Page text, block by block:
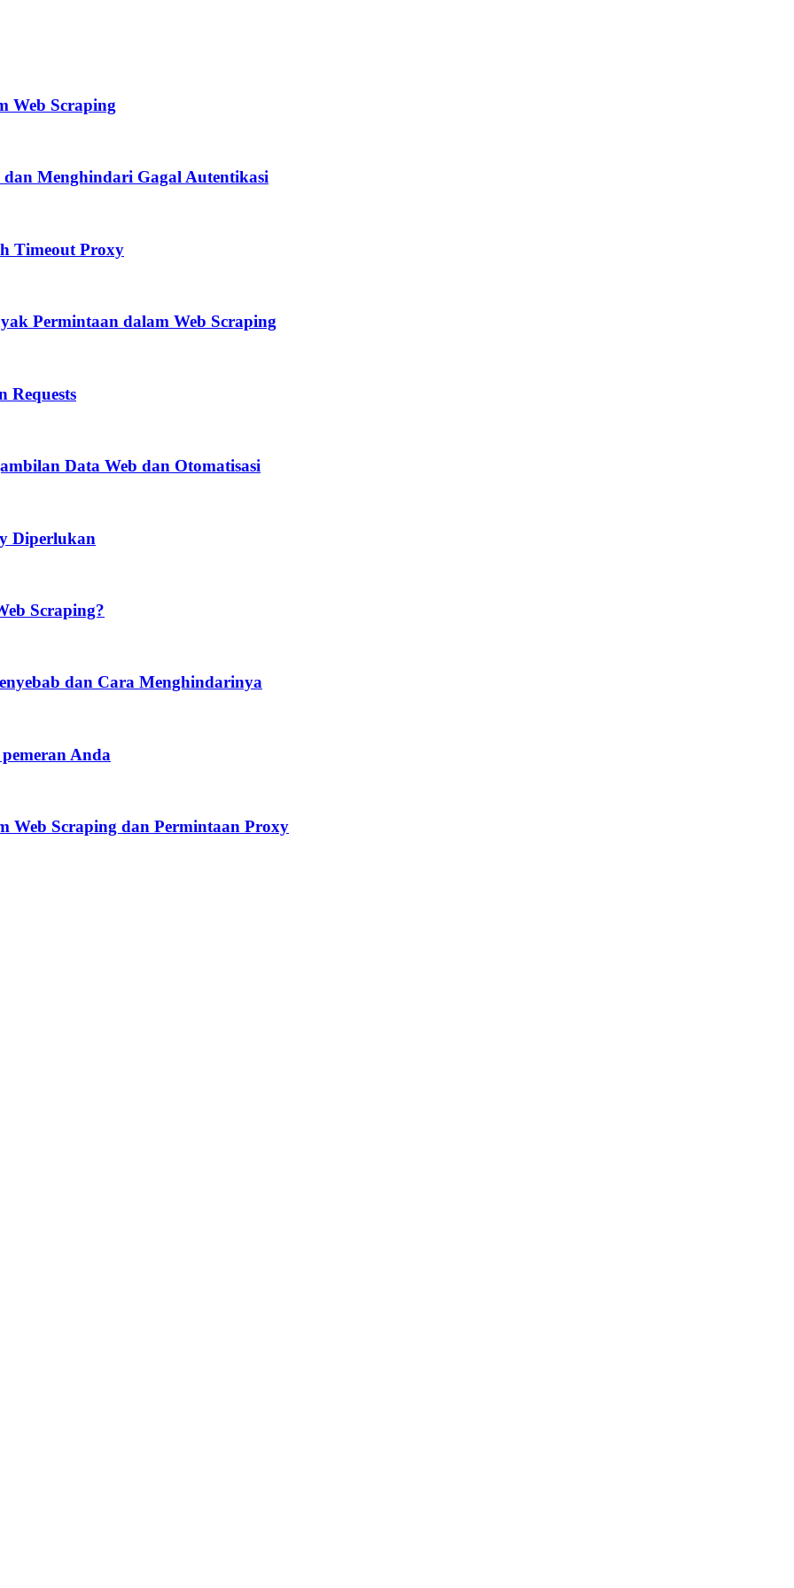
Web Scraping
Menghindari Gagal Autentikasi
Timeout Proxy
Permintaan dalam Web Scraping
Requests
Data Web dan Otomatisasi
Diperlukan
Scraping?
dan Cara Menghindarinya
Anda
Web Scraping dan Permintaan Proxy